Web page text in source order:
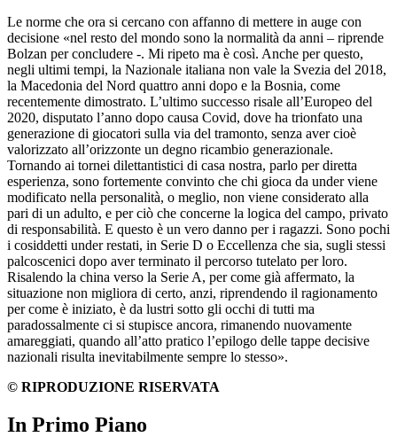
Le norme che ora si cercano con affanno di mettere in auge con
decisione «nel resto del mondo sono la normalità da anni – riprende
Bolzan per concludere -. Mi ripeto ma è così. Anche per questo,
negli ultimi tempi, la Nazionale italiana non vale la Svezia del 2018,
la Macedonia del Nord quattro anni dopo e la Bosnia, come
recentemente dimostrato. L’ultimo successo risale all’Europeo del
2020, disputato l’anno dopo causa Covid, dove ha trionfato una
generazione di giocatori sulla via del tramonto, senza aver cioè
valorizzato all’orizzonte un degno ricambio generazionale.
Tornando ai tornei dilettantistici di casa nostra, parlo per diretta
esperienza, sono fortemente convinto che chi gioca da under viene
modificato nella personalità, o meglio, non viene considerato alla
pari di un adulto, e per ciò che concerne la logica del campo, privato
di responsabilità. E questo è un vero danno per i ragazzi. Sono pochi
i cosiddetti under restati, in Serie D o Eccellenza che sia, sugli stessi
palcoscenici dopo aver terminato il percorso tutelato per loro.
Risalendo la china verso la Serie A, per come già affermato, la
situazione non migliora di certo, anzi, riprendendo il ragionamento
per come è iniziato, è da lustri sotto gli occhi di tutti ma
paradossalmente ci si stupisce ancora, rimanendo nuovamente
amareggiati, quando all’atto pratico l’epilogo delle tappe decisive
nazionali risulta inevitabilmente sempre lo stesso».
© RIPRODUZIONE RISERVATA
In Primo Piano